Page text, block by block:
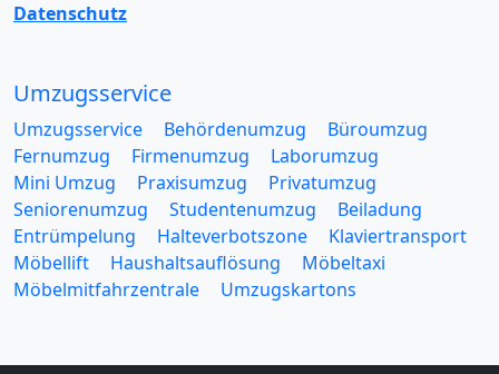
Datenschutz
Umzugsservice
Umzugsservice Behördenumzug
Büroumzug
Fernumzug
Firmenumzug
Laborumzug
Mini Umzug
Praxisumzug
Privatumzug
Seniorenumzug
Studentenumzug
Beiladung
Entrümpelung
Halteverbotszone
Klaviertransport
Möbellift
Haushaltsauflösung
Möbeltaxi
Möbelmitfahrzentrale
Umzugskartons